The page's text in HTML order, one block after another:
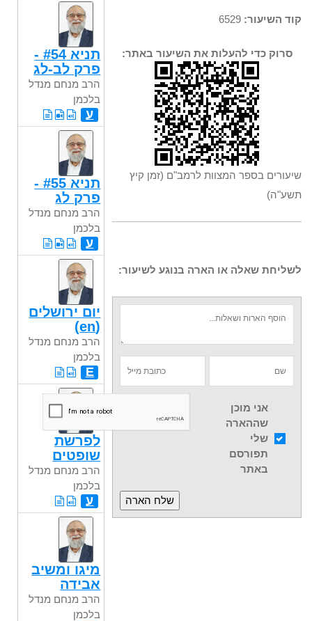
קוד השיעור:
סרוק כדי להעלות את השיעור באתר:
שיעורים בספר המצוות לרמב"ם (זמן קיץ
תשע"ה)
לשליחת שאלה או הארה בנוגע לשיעור:
אני מוכן
שההארה
שלי
תפורסם
באתר
תניא #54 -
פרק לב-לג
הרב מנחם מנדל
בלכמן
ע
תניא #55 -
פרק לג
הרב מנחם מנדל
בלכמן
ע
יום ירושלים
(en)
הרב מנחם מנדל
בלכמן
E
לפרשת
שופטים
הרב מנחם מנדל
בלכמן
ע
מיגו ומשיב
אבידה
הרב מנחם מנדל
בלכמן